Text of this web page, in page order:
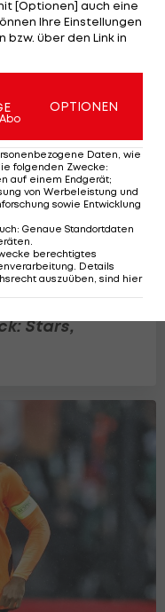
ringt
Stars,
[Optionen] auch eine
Ihre Einstellungen
über den Link in
OPTIONEN
Daten, wie
folgenden Zwecke:
auf einem Endgerät;
von Werbeleistung und
sowie Entwicklung
: Genaue Standortdaten
berechtigtes
Details
auszuüben, sind hier